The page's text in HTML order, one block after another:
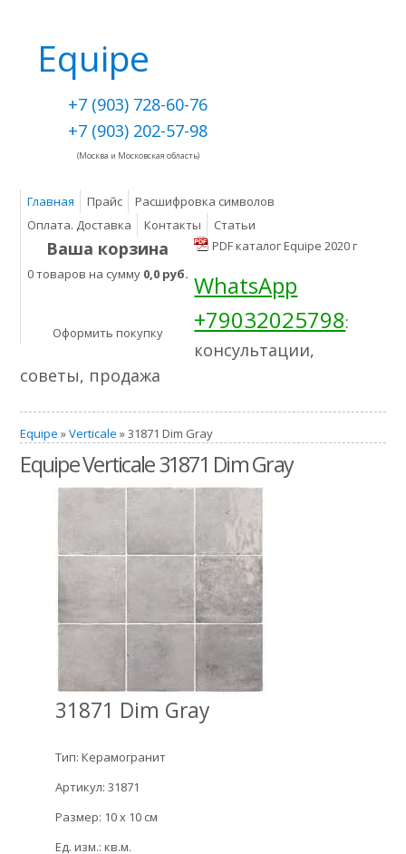
Equipe
+7 (903) 728-60-76
+7 (903) 202-57-98
(Москва и Московская область)
Главная Прайс
Расшифровка символов
Оплата. Доставка
Контакты Статьи
Ваша корзина
0 товаров на сумму 0,0 руб.
Оформить покупку
PDF каталог Equipe 2020 г
WhatsApp
+79032025798:
консультации,
советы, продажа
Equipe »Verticale » 31871 Dim Gray
Equipe Verticale 31871 Dim Gray
31871 Dim Gray
Тип: Керамогранит
Артикул: 31871
Размер: 10 x 10 см
Ед. изм.: кв.м.